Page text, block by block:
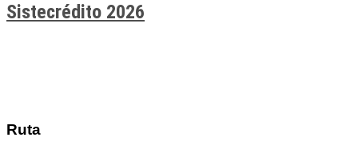
Sistecrédito 2026
Ruta